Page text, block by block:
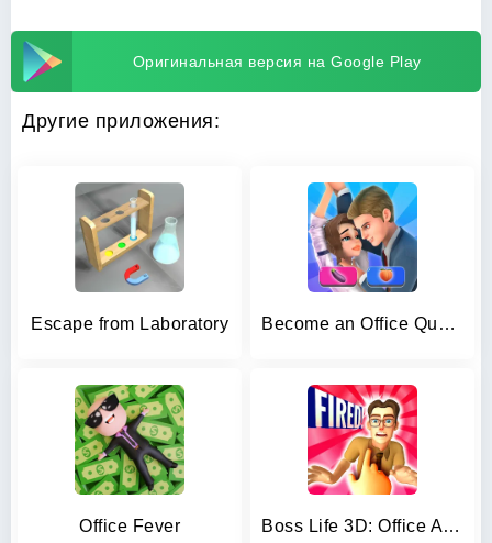
Оригинальная версия на Google Play
Другие приложения:
Escape from Laboratory Become an Office Queen
Office Fever Boss Life 3D: Office Adventure